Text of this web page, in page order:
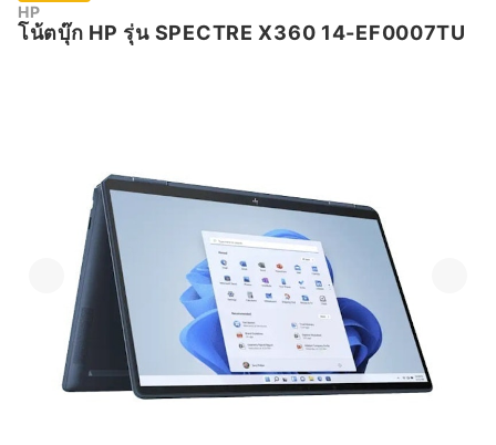
HP
โน้ตบุ๊ก HP รุ่น SPECTRE X360 14-EF0007TU